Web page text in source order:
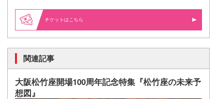
はこちら
関連記事
大阪松竹座開場100周年記念特集『松竹座の未来予
想図』